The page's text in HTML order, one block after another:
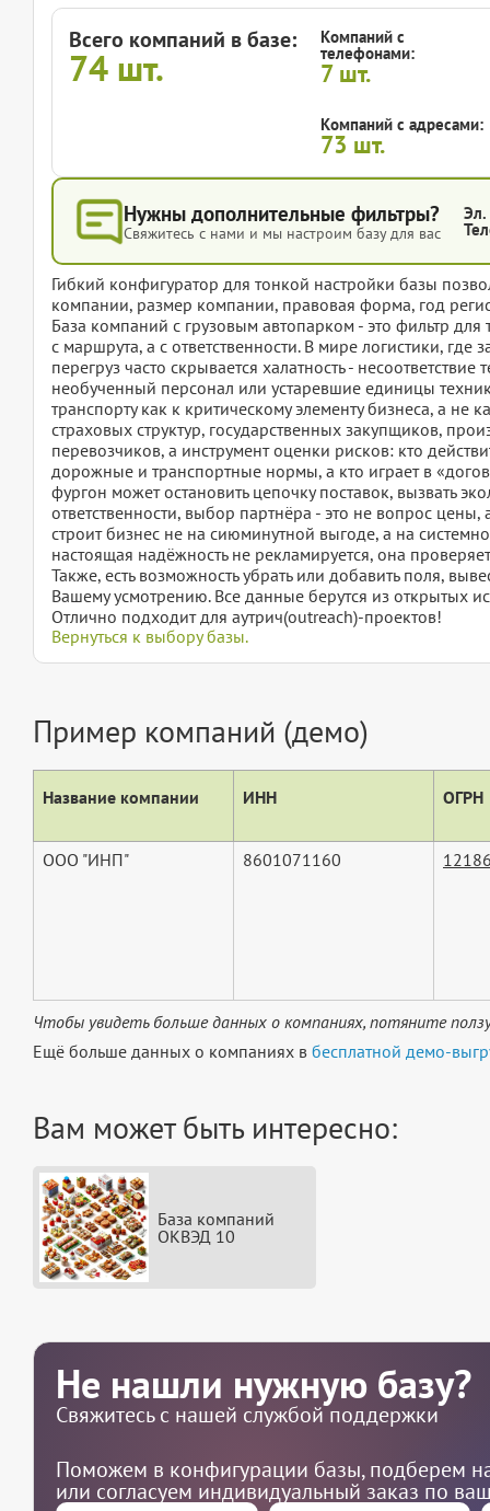
Всего компаний в базе:
74 шт.
Компаний с
телефонами:
7 шт.
Компаний с адресами:
73 шт.
Нужны дополнительные фильтры?
Свяжитесь с нами и мы настроим базу для вас
Эл.
Гибкий конфигуратор для тонкой настройки базы
компании, размер компании, правовая форма, год
База компаний с грузовым автопарком - это фильтр
с маршрута, а с ответственности. В мире логистики,
перегруз часто скрывается халатность -
необученный персонал или устаревшие единицы
транспорту как к критическому элементу бизнеса, а не
страховых структур, государственных закупщиков,
перевозчиков, а инструмент оценки рисков: кто
дорожные и транспортные нормы, а кто играет в
фургон может остановить цепочку поставок, вызвать
ответственности, выбор партнёра - это не вопрос
строит бизнес не на сиюминутной выгоде, а на
настоящая надёжность не рекламируется, она
Также, есть возможность убрать или добавить поля,
Вашему усмотрению. Все данные берутся из открытых
Отлично подходит для аутрич(outreach)-проектов!
Вернуться к выбору базы.
Пример компаний (демо)
Название компании ИНН ОГРН
ООО "ИНП" 8601071160
Чтобы увидеть больше данных о компаниях, потяните
Ещё больше данных о компаниях в бесплатной демо-
Вам может быть интересно:
База компаний
ОКВЭД 10
Не нашли нужную базу?
Свяжитесь с нашей службой поддержки
Поможем в конфигурации базы, подберем
или согласуем индивидуальный заказ по